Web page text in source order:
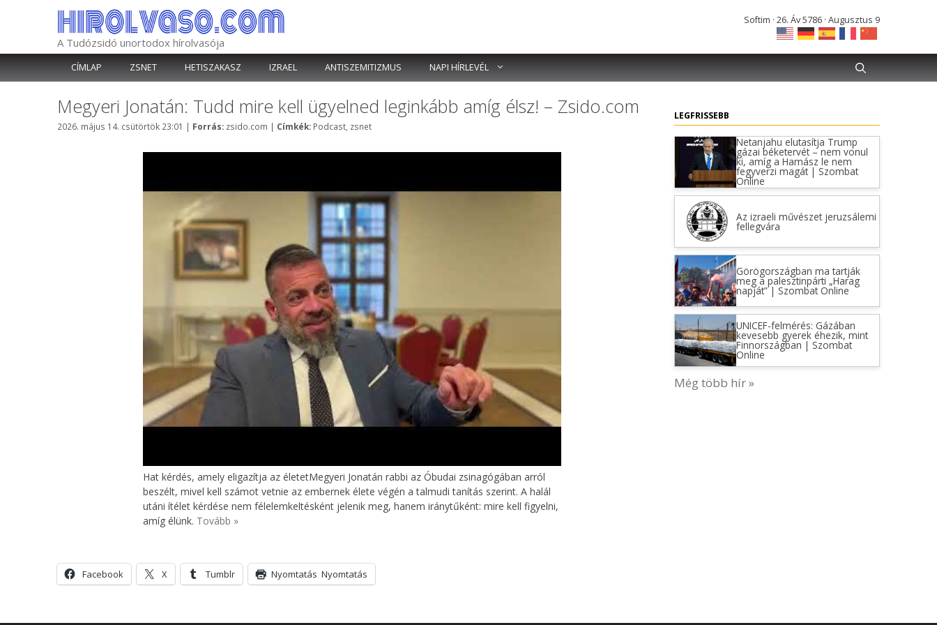
A Tudózsidó unortodox hírolvasója
Softim · 26. Áv 5786 · Augusztus 9
CÍMLAP ZSNET HETISZAKASZ IZRAEL ANTISZEMITIZMUS NAPI HÍRLEVÉL
Megyeri Jonatán: Tudd mire kell ügyelned leginkább amíg élsz! – Zsido.com
2026. május 14. csütörtök 23:01 | Forrás: Kategória
zsido.com | Címkék: Címkék
Podcast zsnet
Hat kérdés, amely eligazítja az életetMegyeri Jonatán rabbi az Óbudai zsinagógában arról
beszélt, mivel kell számot vetnie az embernek élete végén a talmudi tanítás szerint. A halál
utáni ítélet kérdése nem félelemkeltésként jelenik meg, hanem iránytűként: mire kell figyelni,
amíg élünk. Tovább »
Facebook X Tumblr Nyomtatás Nyomtatás
LEGFRISSEBB
Netanjahu elutasítja Trump
gázai béketervét – nem vonul
ki, amíg a Hamász le nem
fegyverzi magát | Szombat
Online
Az izraeli művészet jeruzsálemi
fellegvára
Görögországban ma tartják
meg a palesztinpárti „Harag
napját” | Szombat Online
UNICEF-felmérés: Gázában
kevesebb gyerek éhezik, mint
Finnországban | Szombat
Online
Még több hír »